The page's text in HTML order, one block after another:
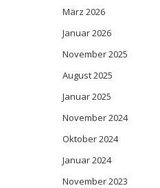
März 2026
Januar 2026
November 2025
August 2025
Januar 2025
November 2024
Oktober 2024
Januar 2024
November 2023